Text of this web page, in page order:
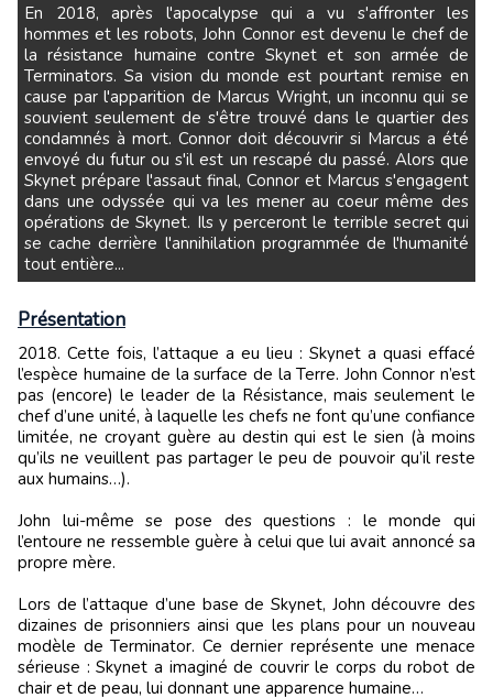
En 2018, après l'apocalypse qui a vu s'affronter les
hommes et les robots, John Connor est devenu le chef de
la résistance humaine contre Skynet et son armée de
Terminators. Sa vision du monde est pourtant remise en
cause par l'apparition de Marcus Wright, un inconnu qui se
souvient seulement de s'être trouvé dans le quartier des
condamnés à mort. Connor doit découvrir si Marcus a été
envoyé du futur ou s'il est un rescapé du passé. Alors que
Skynet prépare l'assaut final, Connor et Marcus s'engagent
dans une odyssée qui va les mener au coeur même des
opérations de Skynet. Ils y perceront le terrible secret qui
se cache derrière l'annihilation programmée de l'humanité
tout entière...
Présentation
2018. Cette fois, l’attaque a eu lieu : Skynet a quasi effacé
l’espèce humaine de la surface de la Terre. John Connor n’est
pas (encore) le leader de la Résistance, mais seulement le
chef d’une unité, à laquelle les chefs ne font qu’une confiance
limitée, ne croyant guère au destin qui est le sien (à moins
qu’ils ne veuillent pas partager le peu de pouvoir qu’il reste
aux humains…).
John lui-même se pose des questions : le monde qui
l’entoure ne ressemble guère à celui que lui avait annoncé sa
propre mère.
Lors de l’attaque d’une base de Skynet, John découvre des
dizaines de prisonniers ainsi que les plans pour un nouveau
modèle de Terminator. Ce dernier représente une menace
sérieuse : Skynet a imaginé de couvrir le corps du robot de
chair et de peau, lui donnant une apparence humaine…